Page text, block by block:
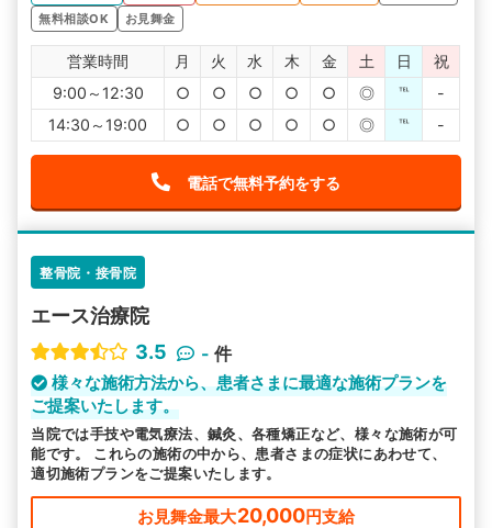
無料相談OK
お見舞金
営業時間 月 火 水 木 金 土 日
祝
9:00～12:30
○ ○ ○ ○ ○ ◎ ℡
-
14:30～19:00
○ ○ ○ ○ ○ ◎ ℡ -
電話で無料予約をする
整骨院・接骨院
エース治療院
3.5
- 件
様々な施術方法から、患者さまに最適な施術プランを
ご提案いたします。
当院では手技や電気療法、鍼灸、各種矯正など、様々な施術が可
能です。 これらの施術の中から、患者さまの症状にあわせて、
適切施術プランをご提案いたします。
お見舞金最大20,000円支給